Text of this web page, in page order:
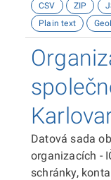
jeho název,
kontaktní e-
letišti - kódy
dráze,
prostorová
systém je
Krajské
p.o.
CSV ZIP
Plain text
Datová sada
organizacích -
schránky,